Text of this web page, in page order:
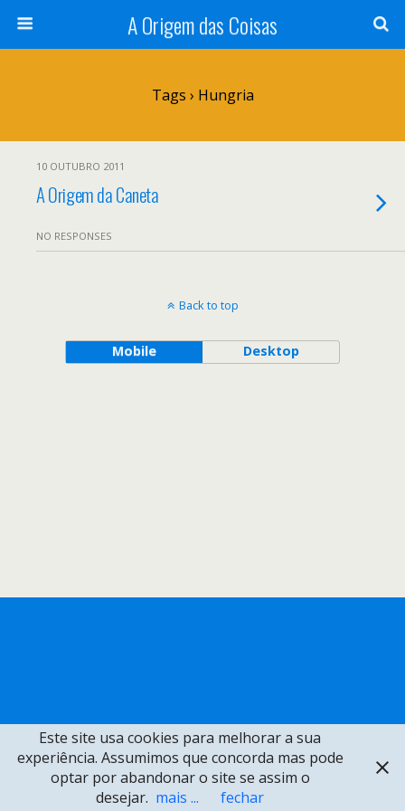
A Origem das Coisas
Tags › Hungria
10 OUTUBRO 2011
A Origem da Caneta
NO RESPONSES
Back to top
Mobile Desktop
Este site usa cookies para melhorar a sua
experiência. Assumimos que concorda mas pode
optar por abandonar o site se assim o
desejar. mais ... fechar